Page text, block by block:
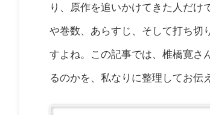
り、原作を追いかけてきた人だ
や巻数、あらすじ、そして打ち切
すよね。この記事では、椎橋寛さ
るのかを、私なりに整理してお伝